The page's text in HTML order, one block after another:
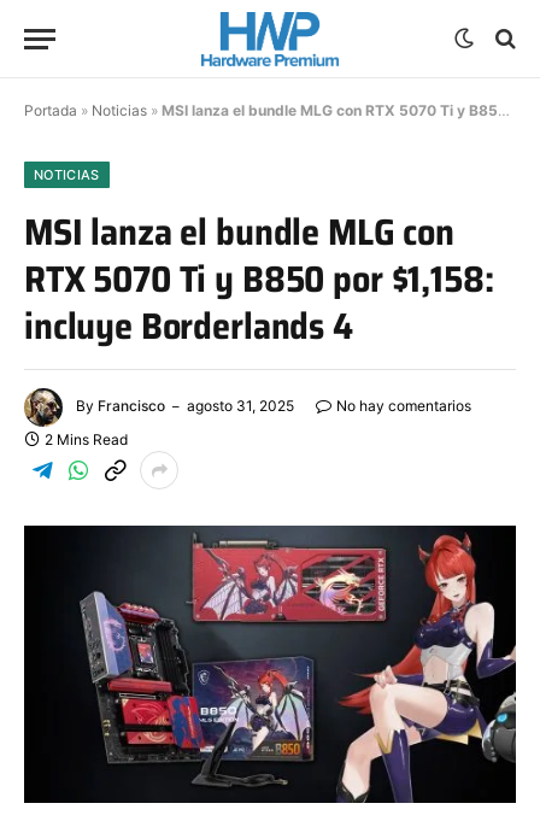
Portada » Noticias » MSI lanza el bundle MLG con RTX 5070 Ti y B850 por $1,158: incluye Borderlands 4
NOTICIAS
MSI lanza el bundle MLG con
RTX 5070 Ti y B850 por $1,158:
incluye Borderlands 4
By Francisco agosto 31, 2025
No hay comentarios
2 Mins Read